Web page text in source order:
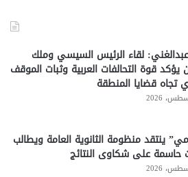
لقاء الرئيس السيسي وملك
يؤكد قوة التحالفات العربية وثبات الموقف
تجاه قضايا المنطقة
ينتقد منظومة الثانوية العامة ويطالب
حاسمة على شكاوى النتائج